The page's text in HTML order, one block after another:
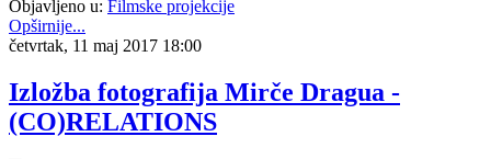
Objavljeno u: Filmske projekcije
Opširnije...
četvrtak, 11 maj 2017 18:00
Izložba fotografija Mirče Dragua -
(CO)RELATIONS